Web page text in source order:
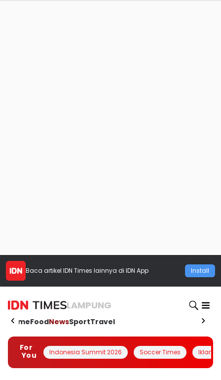
Baca artikel IDN Times lainnya di IDN App Install
LAMPUNG
HomeFoodNewsSportTravel
For
You
Indonesia Summit 2026 Soccer Times Iklanin